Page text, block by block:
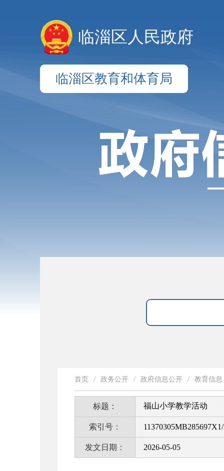
临淄区人民政府
临淄区教育和体育局
首页 / 政务公开 / 政府信息公开 / 教育信息
标题： 福山小学教学活动
索引号：
发文日期： 2026-05-05